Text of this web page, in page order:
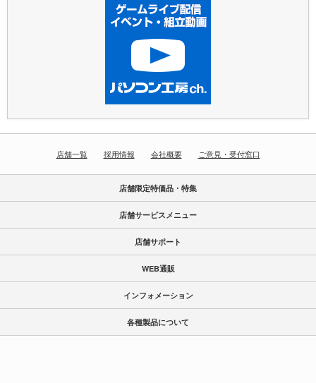
店舗一覧 採用情報 会社概要 ご意見・受付窓口
店舗限定特価品・特集
店舗サービスメニュー
店舗サポート
WEB通販
インフォメーション
各種製品について